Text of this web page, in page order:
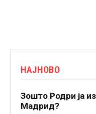
НАЈНОВО
Зошто Родри ја
Мадрид?